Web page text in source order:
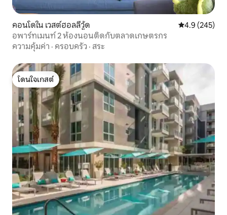
คอนโดใน เวสต์ฮอลลีวู้ด คะแนนเฉลี่ย
4.9 (245)
อพาร์ทเมนท์ 2 ห้องนอนติดกับตลาดเกษตรกร
ความคุ้มค่า · ครอบครัว · สระ
โดนใจเกสต์
โดนใจเกสต์